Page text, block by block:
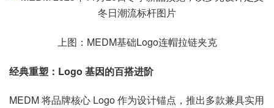
上图：MEDM基础Logo连帽拉链夹克
经典重塑：Logo 基因的百搭进阶
MEDM 将品牌核心 Logo 作为设计锚点，推出多款兼具实用